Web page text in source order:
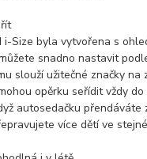
i-Size byla vytvořena s
snadno nastavit
slouží užitečné značky na
opěrku seřídit vždy do
autosedačku přendáváte
více dětí ve